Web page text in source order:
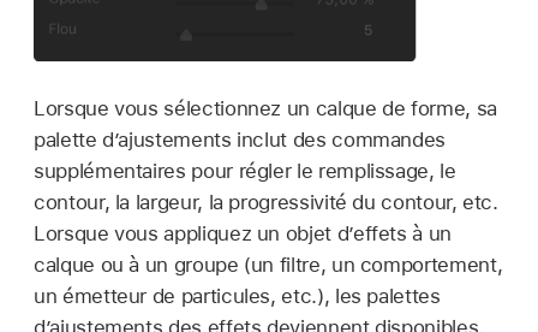
Lorsque vous sélectionnez un calque de forme, sa
palette dʼajustements inclut des commandes
supplémentaires pour régler le remplissage, le
contour, la largeur, la progressivité du contour, etc.
Lorsque vous appliquez un objet dʼeffets à un
calque ou à un groupe (un filtre, un comportement,
un émetteur de particules, etc.), les palettes
dʼajustements des effets deviennent disponibles.